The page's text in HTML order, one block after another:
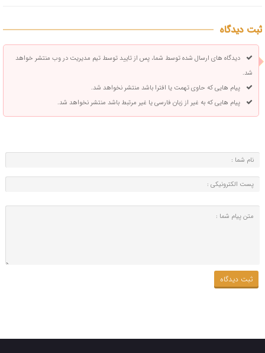
ثبت دیدگاه
دیدگاه های ارسال شده توسط شما، پس از تایید توسط تیم مدیریت در وب منتشر خواهد
شد.
پیام هایی که حاوی تهمت یا افترا باشد منتشر نخواهد شد.
پیام هایی که به غیر از زبان فارسی یا غیر مرتبط باشد منتشر نخواهد شد.